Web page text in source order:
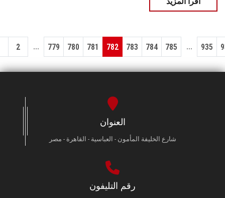
2 ... 779 780 781 782 783 784 785 ... 935
العنوان
شارع الخليفة المأمون - العباسية - القاهرة - مصر
رقم التليفون